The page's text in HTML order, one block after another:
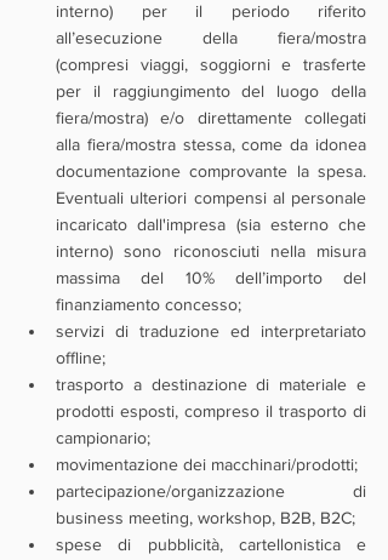
interno) per il periodo riferito
all’esecuzione della fiera/mostra
(compresi viaggi, soggiorni e trasferte
per il raggiungimento del luogo della
fiera/mostra) e/o direttamente collegati
alla fiera/mostra stessa, come da idonea
documentazione comprovante la spesa.
Eventuali ulteriori compensi al personale
incaricato dall'impresa (sia esterno che
interno) sono riconosciuti nella misura
massima del 10% dell’importo del
finanziamento concesso;
servizi di traduzione ed interpretariato
offline;
trasporto a destinazione di materiale e
prodotti esposti, compreso il trasporto di
campionario;
movimentazione dei macchinari/prodotti;
partecipazione/organizzazione di
business meeting, workshop, B2B, B2C;
spese di pubblicità, cartellonistica e